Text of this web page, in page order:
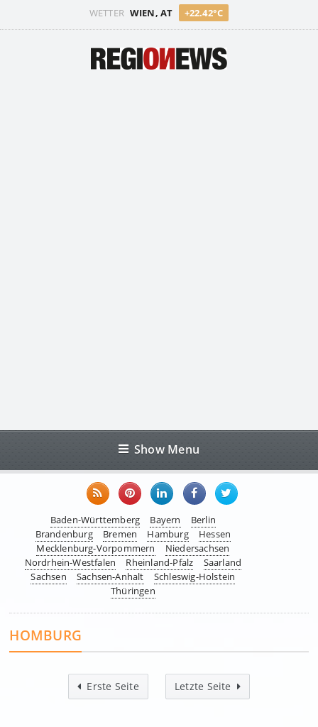
WETTER WIEN, AT +22.42°C
Show Menu
Baden-Württemberg Bayern
Berlin
Brandenburg
Bremen Hamburg
Hessen
Mecklenburg-Vorpommern
Niedersachsen
Nordrhein-Westfalen
Rheinland-Pfalz
Saarland
Sachsen
Sachsen-Anhalt
Schleswig-Holstein
Thüringen
HOMBURG
Erste Seite Letzte Seite